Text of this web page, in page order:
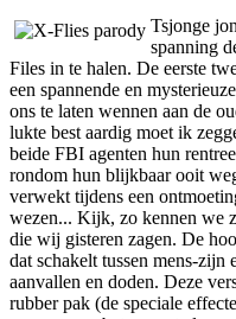
Tsjonge
spanning
Files in te halen. De eerste
een spannende en
ons te laten wennen aan de
lukte best aardig moet ik
beide FBI agenten hun
rondom hun blijkbaar ooit
verwekt tijdens een
wezen... Kijk, zo kennen we
die wij gisteren zagen. De
dat schakelt tussen mens-zijn
aanvallen en doden. Deze
rubber pak (de speciale